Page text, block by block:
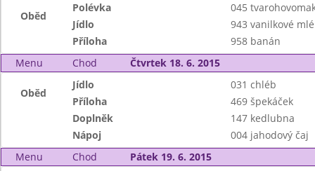
Oběd
Polévka
045
Jídlo
943 vanilkové
Příloha
958 banán
Menu
Chod Čtvrtek 18. 6. 2015
Oběd
Jídlo
031 chléb
Příloha
469 špekáček
Doplněk
147 kedlubna
Nápoj
004 jahodový čaj
Menu
Chod Pátek 19. 6. 2015